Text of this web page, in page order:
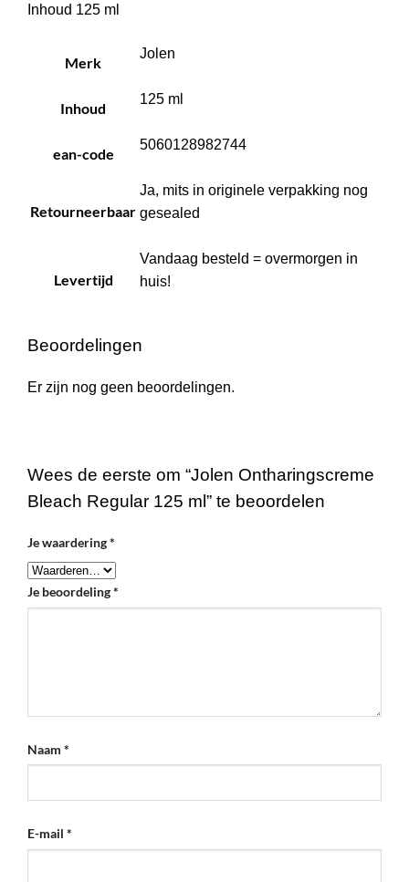
Inhoud 125 ml
Merk
Jolen
Inhoud
125 ml
ean-code
5060128982744
Retourneerbaar
Ja, mits in originele verpakking nog
gesealed
Levertijd
Vandaag besteld = overmorgen in
huis!
Beoordelingen
Er zijn nog geen beoordelingen.
Wees de eerste om “Jolen Ontharingscreme
Bleach Regular 125 ml” te beoordelen
Je waardering*
Je beoordeling*
Naam *
E-mail *